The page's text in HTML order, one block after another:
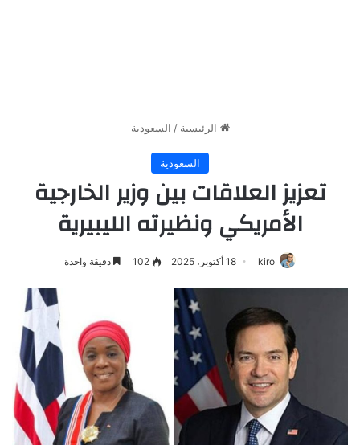
الرئيسية / السعودية
السعودية
تعزيز العلاقات بين وزير الخارجية
الأمريكي ونظيرته الليبيرية
kiro 18 أكتوبر، 2025 102 دقيقة واحدة